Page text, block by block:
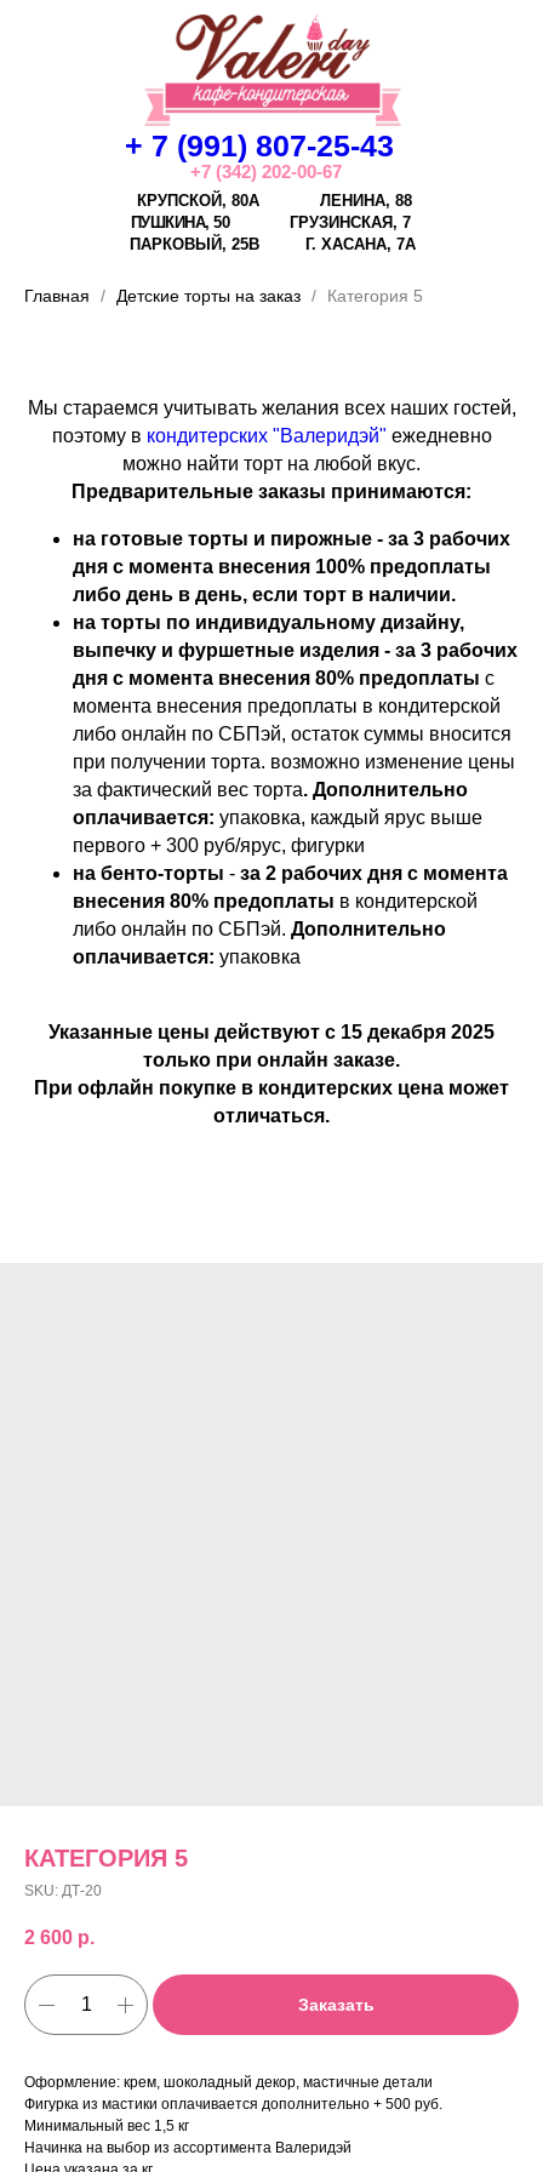
+ 7 (991) 807-25-43
КРУПСКОЙ, 80А
ЛЕНИНА, 88
ПУШКИНА, 50
ГРУЗИНСКАЯ, 7
Г. ХАСАНА, 7А
ПАРКОВЫЙ, 25В
+7 (342) 202-00-67
Главная Детские торты на заказ Категория 5
Мы стараемся учитывать желания всех наших гостей,
поэтому в кондитерских "Валеридэй" ежедневно
можно найти торт на любой вкус.
Предварительные заказы принимаются:
на готовые торты и пирожные - за 3 рабочих
дня с момента внесения 100% предоплаты
либо день в день, если торт в наличии.
на торты по индивидуальному дизайну,
выпечку и фуршетные изделия - за 3 рабочих
дня с момента внесения 80% предоплаты с
момента внесения предоплаты в кондитерской
либо онлайн по СБПэй, остаток суммы вносится
при получении торта. возможно изменение цены
за фактический вес торта. Дополнительно
оплачивается: упаковка, каждый ярус выше
первого + 300 руб/ярус, фигурки
на бенто-торты - за 2 рабочих дня с момента
внесения 80% предоплаты в кондитерской
либо онлайн по СБПэй. Дополнительно
оплачивается: упаковка
Указанные цены действуют с 15 декабря 2025
только при онлайн заказе.
При офлайн покупке в кондитерских цена может
отличаться.
КАТЕГОРИЯ 5
SKU: ДТ-20
2 600 р.
Заказать
Оформление: крем, шоколадный декор, мастичные детали
Фигурка из мастики оплачивается дополнительно + 500 руб.
Минимальный вес 1,5 кг
Начинка на выбор из ассортимента Валеридэй